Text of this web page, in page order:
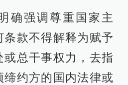
确强调尊重国家主
款不得解释为赋予
总干事权力，去指
约方的国内法律或